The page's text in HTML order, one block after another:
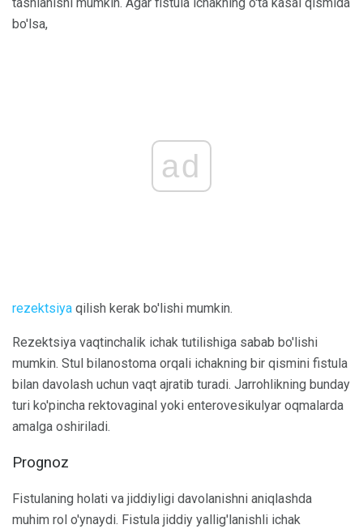
bo'lsa,
ad
rezektsiya qilish kerak bo'lishi mumkin.
Rezektsiya vaqtinchalik ichak tutilishiga sabab bo'lishi
mumkin. Stul bilanostoma orqali ichakning bir qismini fistula
bilan davolash uchun vaqt ajratib turadi. Jarrohlikning bunday
turi ko'pincha rektovaginal yoki enterovesikulyar oqmalarda
amalga oshiriladi.
Prognoz
Fistulaning holati va jiddiyligi davolanishni aniqlashda
muhim rol o'ynaydi. Fistula jiddiy yallig'lanishli ichak